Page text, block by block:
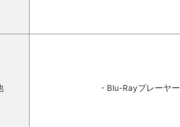
・Blu-Rayプレーヤー